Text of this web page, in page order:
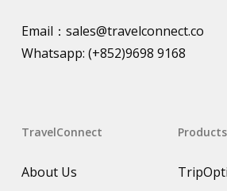
Email： sales@travelconnect.co
Whatsapp: (+852)9698 9168
TravelConnect
About Us
Products